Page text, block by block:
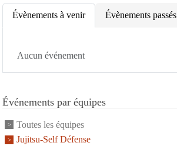
Évènements à venir Évènements passés
Aucun événement
Événements par équipes
Toutes les équipes
Jujitsu-Self Défense